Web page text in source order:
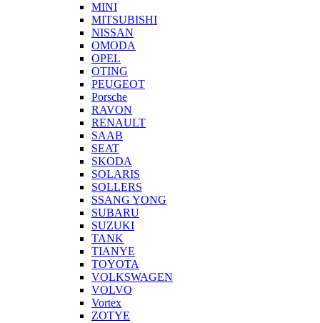
MINI
MITSUBISHI
NISSAN
OMODA
OPEL
OTING
PEUGEOT
Porsche
RAVON
RENAULT
SAAB
SEAT
SKODA
SOLARIS
SOLLERS
SSANG YONG
SUBARU
SUZUKI
TANK
TIANYE
TOYOTA
VOLKSWAGEN
VOLVO
Vortex
ZOTYE